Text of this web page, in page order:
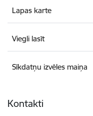
Lapas karte
Viegli lasīt
Sīkdatņu izvēles maiņa
Kontakti